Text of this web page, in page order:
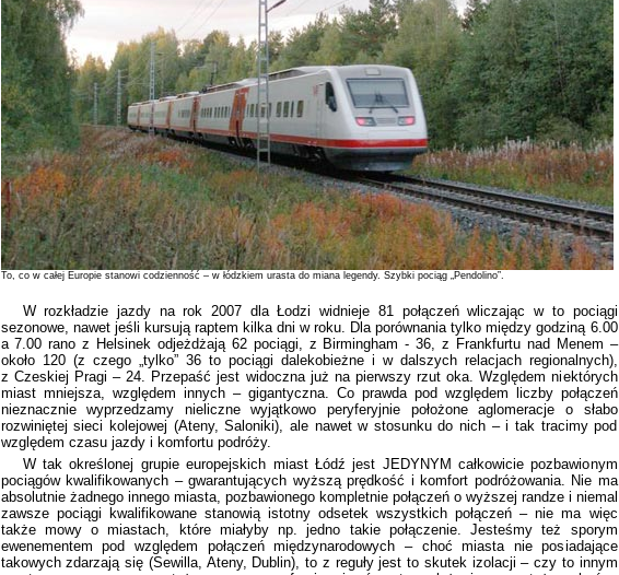
To, co w całej Europie stanowi codzienność – w łódzkiem urasta do miana legendy. Szybki pociąg „Pendolino”.
W rozkładzie jazdy na rok 2007 dla Łodzi widnieje 81 połączeń wliczając w to pociągi
sezonowe, nawet jeśli kursują raptem kilka dni w roku. Dla porównania tylko między godziną 6.00
a 7.00 rano z Helsinek odjeżdżają 62 pociągi, z Birmingham - 36, z Frankfurtu nad Menem –
około 120 (z czego „tylko” 36 to pociągi dalekobieżne i w dalszych relacjach regionalnych),
z Czeskiej Pragi – 24. Przepaść jest widoczna już na pierwszy rzut oka. Względem niektórych
miast mniejsza, względem innych – gigantyczna. Co prawda pod względem liczby połączeń
nieznacznie wyprzedzamy nieliczne wyjątkowo peryferyjnie położone aglomeracje o słabo
rozwiniętej sieci kolejowej (Ateny, Saloniki), ale nawet w stosunku do nich – i tak tracimy pod
względem czasu jazdy i komfortu podróży.
W tak określonej grupie europejskich miast Łódź jest JEDYNYM całkowicie pozbawionym
pociągów kwalifikowanych – gwarantujących wyższą prędkość i komfort podróżowania. Nie ma
absolutnie żadnego innego miasta, pozbawionego kompletnie połączeń o wyższej randze i niemal
zawsze pociągi kwalifikowane stanowią istotny odsetek wszystkich połączeń – nie ma więc
także mowy o miastach, które miałyby np. jedno takie połączenie. Jesteśmy też sporym
ewenementem pod względem połączeń międzynarodowych – choć miasta nie posiadające
takowych zdarzają się (Sewilla, Ateny, Dublin), to z reguły jest to skutek izolacji – czy to innym